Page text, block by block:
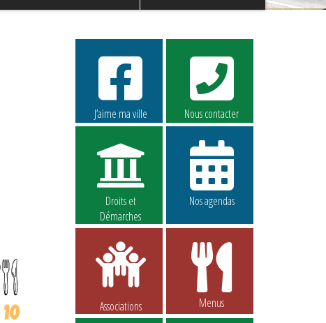
J’aime ma ville Nous contacter
Droits et
Démarches
Nos agendas
Associations Menus